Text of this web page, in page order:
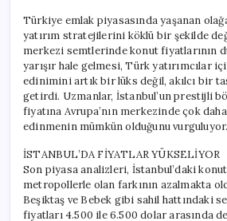
Türkiye emlak piyasasında yaşanan
yatırım stratejilerini köklü bir şekilde
merkezi semtlerinde konut fiyatlarının
yarışır hale gelmesi, Türk yatırımcılar
edinimini artık bir lüks değil, akılcı bir
getirdi. Uzmanlar, İstanbul’un prestijli
fiyatına Avrupa’nın merkezinde çok
edinmenin mümkün olduğunu vurguluyor.
İSTANBUL’DA FİYATLAR YÜKSELİYOR
Son piyasa analizleri, İstanbul’daki
metropollerle olan farkının azalmakta
Beşiktaş ve Bebek gibi sahil hattındaki
fiyatları 4.500 ile 6.500 dolar arasında